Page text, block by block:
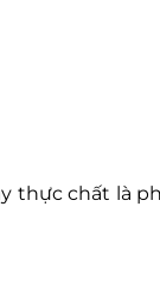
thực chất là